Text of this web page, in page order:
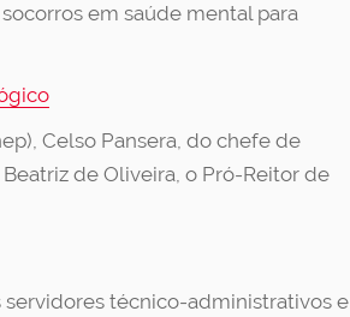
em saúde mental para
Celso Pansera, do chefe de
de Oliveira, o Pró-Reitor de
servidores técnico-administrativos e